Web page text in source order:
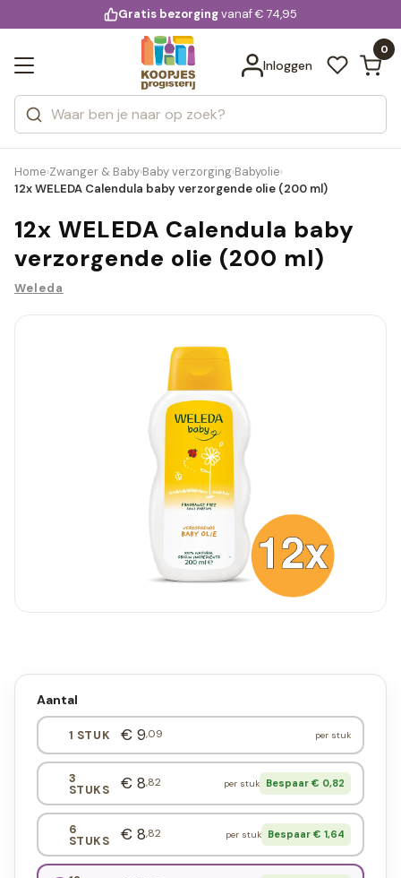
voor 20:00 uur besteld
Gratis bezorgingvanaf € 74,95
Inloggen
0
Zoeken
Categorieën
Merken
Bekijk alle resultaten
Home›Zwanger & Baby›Baby verzorging›Babyolie›
12x WELEDA Calendula baby verzorgende olie (200 ml)
12x WELEDA Calendula baby
verzorgende olie (200 ml)
Weleda
Aantal
1 STUK € 9,09 per stuk
3
STUKS € 8,82 per stuk Bespaar € 0,82
6
STUKS € 8,82 per stuk Bespaar € 1,64